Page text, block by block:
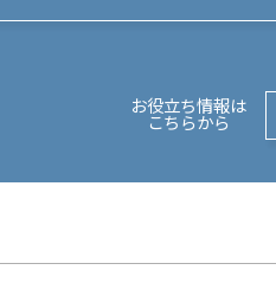
お役立ち情報は
こちらから